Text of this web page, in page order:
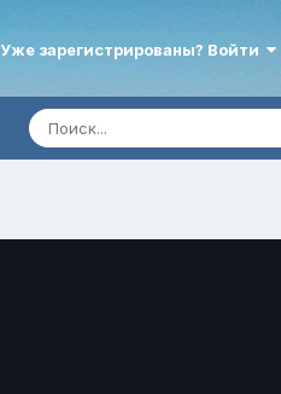
Уже зарегистрированы? Войти